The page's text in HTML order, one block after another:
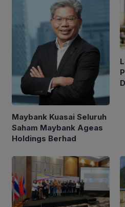
Maybank Kuasai Seluruh
Saham Maybank Ageas
Holdings Berhad